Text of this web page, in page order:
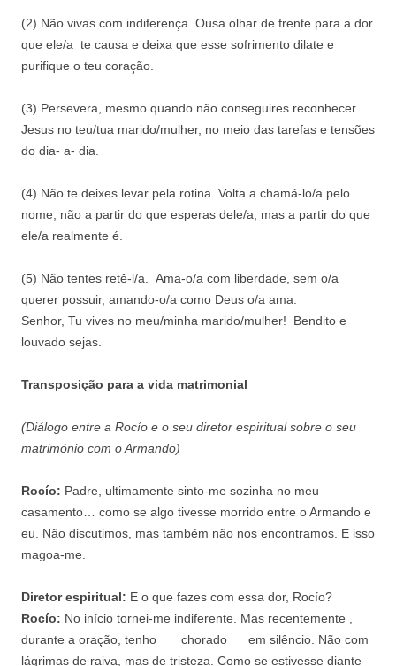
(2) Não vivas com indiferença. Ousa olhar de frente para a dor
que ele/a te causa e deixa que esse sofrimento dilate e
purifique o teu coração.
(3) Persevera, mesmo quando não conseguires reconhecer
Jesus no teu/tua marido/mulher, no meio das tarefas e tensões
do dia- a- dia.
(4) Não te deixes levar pela rotina. Volta a chamá-lo/a pelo
nome, não a partir do que esperas dele/a, mas a partir do que
ele/a realmente é.
(5) Não tentes retê-l/a. Ama-o/a com liberdade, sem o/a
querer possuir, amando-o/a como Deus o/a ama.
Senhor, Tu vives no meu/minha marido/mulher! Bendito e
louvado sejas.
Transposição para a vida matrimonial
(Diálogo entre a Rocío e o seu diretor espiritual sobre o seu
matrimónio com o Armando)
Rocío: Padre, ultimamente sinto-me sozinha no meu
casamento… como se algo tivesse morrido entre o Armando e
eu. Não discutimos, mas também não nos encontramos. E isso
magoa-me.
Diretor espiritual: E o que fazes com essa dor, Rocío?
Rocío: No início tornei-me indiferente. Mas recentemente ,
durante a oração, tenho chorado em silêncio. Não com
lágrimas de raiva, mas de tristeza. Como se estivesse diante